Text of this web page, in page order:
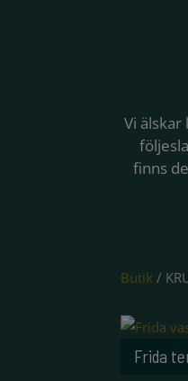
Vi
finns
Butik /
Frida